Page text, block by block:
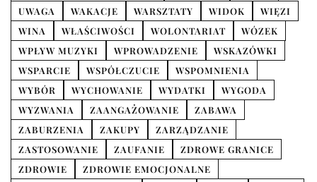
UWAGA
WAKACJE WARSZTATY WIDOK
WIĘZI
WINA
WŁAŚCIWOŚCI WOLONTARIAT
WÓZEK
WPŁYW MUZYKI
WPROWADZENIE
WSKAZÓWKI
WSPARCIE
WSPÓŁCZUCIE
WSPOMNIENIA
WYBÓR
WYCHOWANIE WYDATKI
WYGODA
WYZWANIA
ZAANGAŻOWANIE
ZABAWA
ZABURZENIA
ZAKUPY
ZARZĄDZANIE
ZASTOSOWANIE
ZAUFANIE
ZDROWE GRANICE
ZDROWIE
ZDROWIE EMOCJONALNE